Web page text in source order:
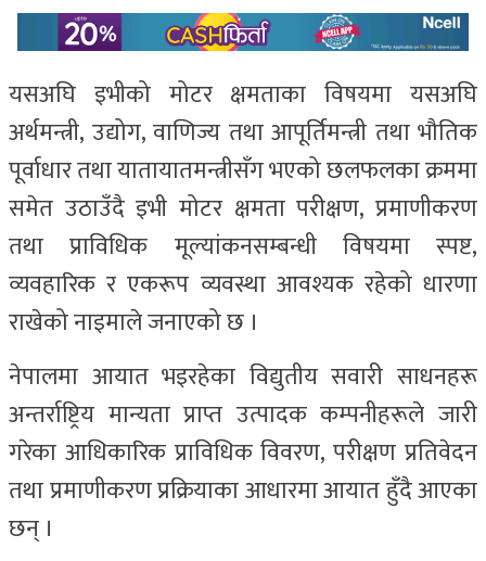
यसअघि इभीको मोटर क्षमताका विषयमा यसअघि
अर्थमन्त्री, उद्योग, वाणिज्य तथा आपूर्तिमन्त्री तथा भौतिक
पूर्वाधार तथा यातायातमन्त्रीसँग भएको छलफलका क्रममा
समेत उठाउँदै इभी मोटर क्षमता परीक्षण, प्रमाणीकरण
तथा प्राविधिक मूल्यांकनसम्बन्धी विषयमा स्पष्ट,
व्यवहारिक र एकरूप व्यवस्था आवश्यक रहेको धारणा
राखेको नाइमाले जनाएको छ ।
नेपालमा आयात भइरहेका विद्युतीय सवारी साधनहरू
अन्तर्राष्ट्रिय मान्यता प्राप्त उत्पादक कम्पनीहरूले जारी
गरेका आधिकारिक प्राविधिक विवरण, परीक्षण प्रतिवेदन
तथा प्रमाणीकरण प्रक्रियाका आधारमा आयात हुँदै आएका
छन् ।